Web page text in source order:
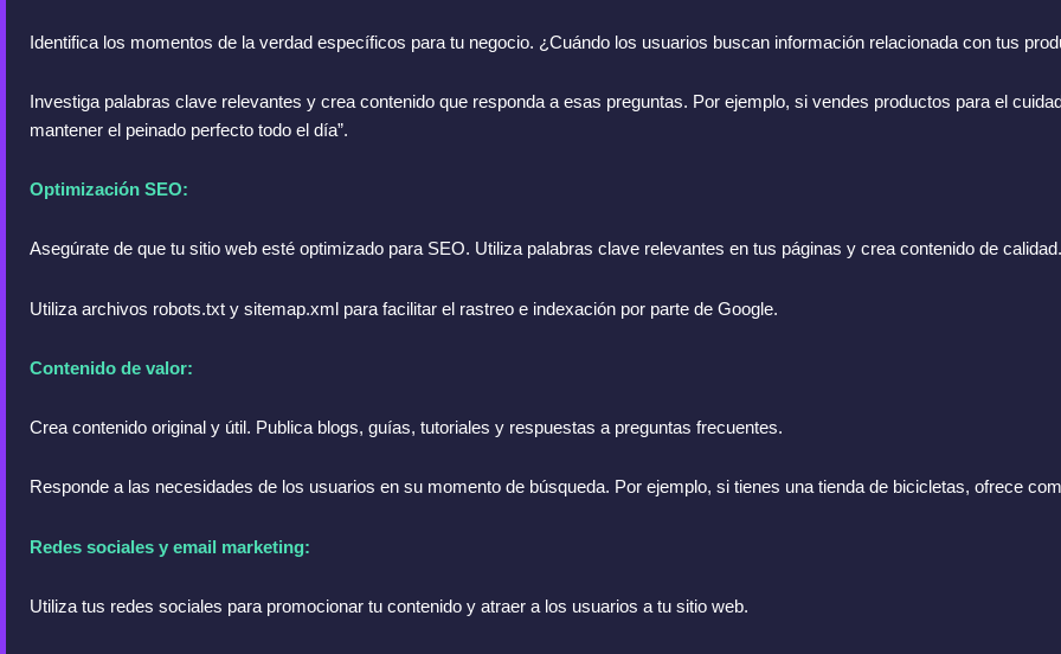
Identifica los momentos de la verdad específicos para tu negocio. ¿Cuándo los usuarios buscan información relacionada con tus
Investiga palabras clave relevantes y crea contenido que responda a esas preguntas. Por ejemplo, si vendes productos para el
mantener el peinado perfecto todo el día”.
Optimización SEO:
Asegúrate de que tu sitio web esté optimizado para SEO. Utiliza palabras clave relevantes en tus páginas y crea contenido de calidad.
Utiliza archivos robots.txt y sitemap.xml para facilitar el rastreo e indexación por parte de Google.
Contenido de valor:
Crea contenido original y útil. Publica blogs, guías, tutoriales y respuestas a preguntas frecuentes.
Responde a las necesidades de los usuarios en su momento de búsqueda. Por ejemplo, si tienes una tienda de bicicletas, ofrece
Redes sociales y email marketing:
Utiliza tus redes sociales para promocionar tu contenido y atraer a los usuarios a tu sitio web.